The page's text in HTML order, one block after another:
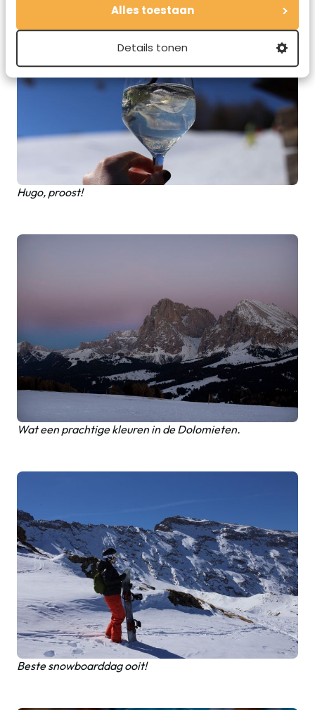
Alles toestaan
Details tonen
Hugo, proost!
Wat een prachtige kleuren in de Dolomieten.
Beste snowboarddag ooit!